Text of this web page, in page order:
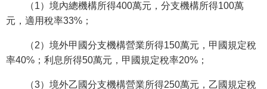
（1）境內總機構所得400萬元，分支機構所得100萬
元，適用稅率33%；
（2）境外甲國分支機構營業所得150萬元，甲國規定稅
率40%；利息所得50萬元，甲國規定稅率20%；
（3）境外乙國分支機構營業所得250萬元，乙國規定稅